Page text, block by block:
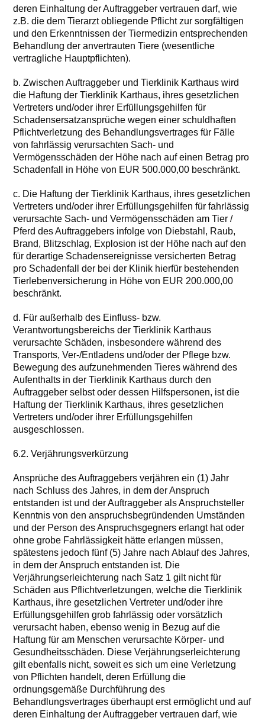
deren Einhaltung der Auftraggeber vertrauen darf, wie
z.B. die dem Tierarzt obliegende Pflicht zur sorgfältigen
und den Erkenntnissen der Tiermedizin entsprechenden
Behandlung der anvertrauten Tiere (wesentliche
vertragliche Hauptpflichten).
b. Zwischen Auftraggeber und Tierklinik Karthaus wird
die Haftung der Tierklinik Karthaus, ihres gesetzlichen
Vertreters und/oder ihrer Erfüllungsgehilfen für
Schadensersatzansprüche wegen einer schuldhaften
Pflichtverletzung des Behandlungsvertrages für Fälle
von fahrlässig verursachten Sach- und
Vermögensschäden der Höhe nach auf einen Betrag pro
Schadenfall in Höhe von EUR 500.000,00 beschränkt.
c. Die Haftung der Tierklinik Karthaus, ihres gesetzlichen
Vertreters und/oder ihrer Erfüllungsgehilfen für fahrlässig
verursachte Sach- und Vermögensschäden am Tier /
Pferd des Auftraggebers infolge von Diebstahl, Raub,
Brand, Blitzschlag, Explosion ist der Höhe nach auf den
für derartige Schadensereignisse versicherten Betrag
pro Schadenfall der bei der Klinik hierfür bestehenden
Tierlebenversicherung in Höhe von EUR 200.000,00
beschränkt.
d. Für außerhalb des Einfluss- bzw.
Verantwortungsbereichs der Tierklinik Karthaus
verursachte Schäden, insbesondere während des
Transports, Ver-/Entladens und/oder der Pflege bzw.
Bewegung des aufzunehmenden Tieres während des
Aufenthalts in der Tierklinik Karthaus durch den
Auftraggeber selbst oder dessen Hilfspersonen, ist die
Haftung der Tierklinik Karthaus, ihres gesetzlichen
Vertreters und/oder ihrer Erfüllungsgehilfen
ausgeschlossen.
6.2. Verjährungsverkürzung
Ansprüche des Auftraggebers verjähren ein (1) Jahr
nach Schluss des Jahres, in dem der Anspruch
entstanden ist und der Auftraggeber als Anspruchsteller
Kenntnis von den anspruchsbegründenden Umständen
und der Person des Anspruchsgegners erlangt hat oder
ohne grobe Fahrlässigkeit hätte erlangen müssen,
spätestens jedoch fünf (5) Jahre nach Ablauf des Jahres,
in dem der Anspruch entstanden ist. Die
Verjährungserleichterung nach Satz 1 gilt nicht für
Schäden aus Pflichtverletzungen, welche die Tierklinik
Karthaus, ihre gesetzlichen Vertreter und/oder ihre
Erfüllungsgehilfen grob fahrlässig oder vorsätzlich
verursacht haben, ebenso wenig in Bezug auf die
Haftung für am Menschen verursachte Körper- und
Gesundheitsschäden. Diese Verjährungserleichterung
gilt ebenfalls nicht, soweit es sich um eine Verletzung
von Pflichten handelt, deren Erfüllung die
ordnungsgemäße Durchführung des
Behandlungsvertrages überhaupt erst ermöglicht und auf
deren Einhaltung der Auftraggeber vertrauen darf, wie